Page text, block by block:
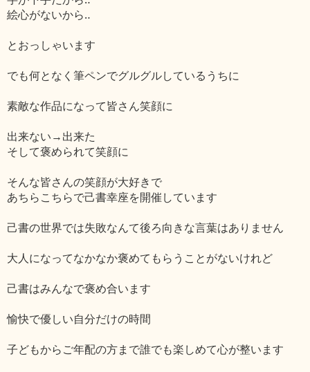
絵心がないから‥
とおっしゃいます
でも何となく筆ペンでグルグルしているうちに
素敵な作品になって皆さん笑顔に
出来ない→出来た
そして褒められて笑顔に
そんな皆さんの笑顔が大好きで
あちらこちらで己書幸座を開催しています
己書の世界では失敗なんて後ろ向きな言葉はありません
大人になってなかなか褒めてもらうことがないけれど
己書はみんなで褒め合います
愉快で優しい自分だけの時間
子どもからご年配の方まで誰でも楽しめて心が整います